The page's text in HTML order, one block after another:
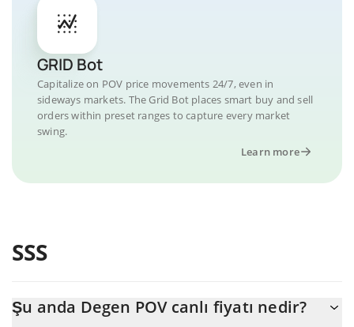
GRID Bot
Capitalize on POV price movements 24/7, even in
sideways markets. The Grid Bot places smart buy and sell
orders within preset ranges to capture every market
swing.
Learn more
SSS
Şu anda Degen POV canlı fiyatı nedir?